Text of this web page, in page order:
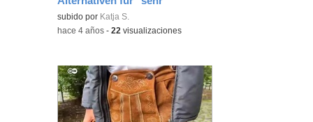
Contenido educativo.
subido por Katja S.
-hace 4 años -22 visualizaciones